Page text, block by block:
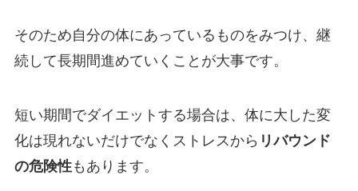
そのため自分の体にあっているものをみつけ、継
続して長期間進めていくことが大事です。
短い期間でダイエットする場合は、体に大した変
化は現れないだけでなくストレスから リバウンド
の危険性もあります。